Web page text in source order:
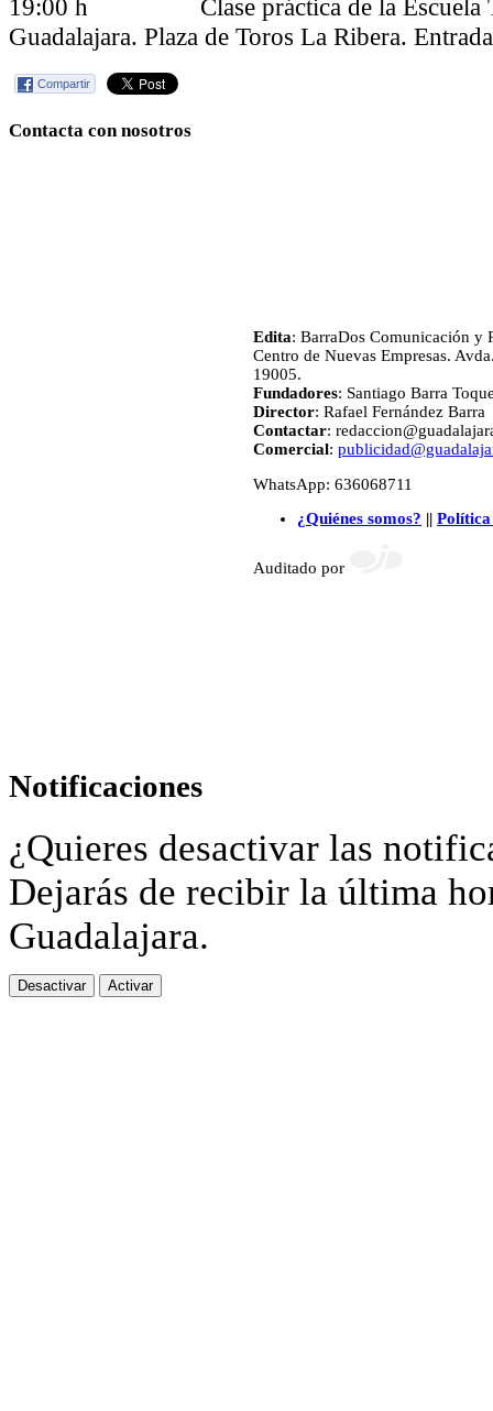
19:00 h Clase práctica de la Escuela
Guadalajara. Plaza de Toros La Ribera.
Compartir
Contacta con nosotros
Edita: BarraDos Comunicación y
Centro de Nuevas Empresas.
19005.
Fundadores: Santiago Barra
Director: Rafael Fernández Barra
Contactar:
Comercial:
WhatsApp: 636068711
¿Quiénes somos? || Política
Auditado por
Notificaciones
¿Quieres desactivar las
Dejarás de recibir la última
Guadalajara.
Desactivar Activar